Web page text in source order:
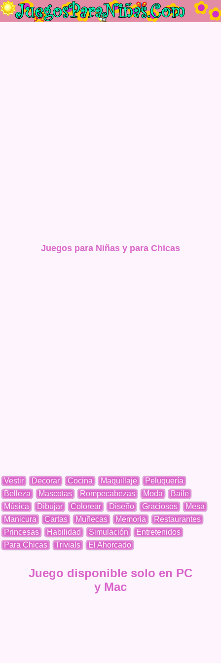
Juegos para Niñas y para Chicas
Vestir Decorar Cocina Maquillaje
Peluquería
Belleza
Mascotas Rompecabezas Moda
Baile
Música
Dibujar Colorear Diseño Graciosos
Mesa
Manicura
Cartas Muñecas Memoria
Restaurantes
Princesas
Habilidad Simulación
Entretenidos
Para Chicas
Trivials El Ahorcado
Juego disponible solo en PC
y Mac